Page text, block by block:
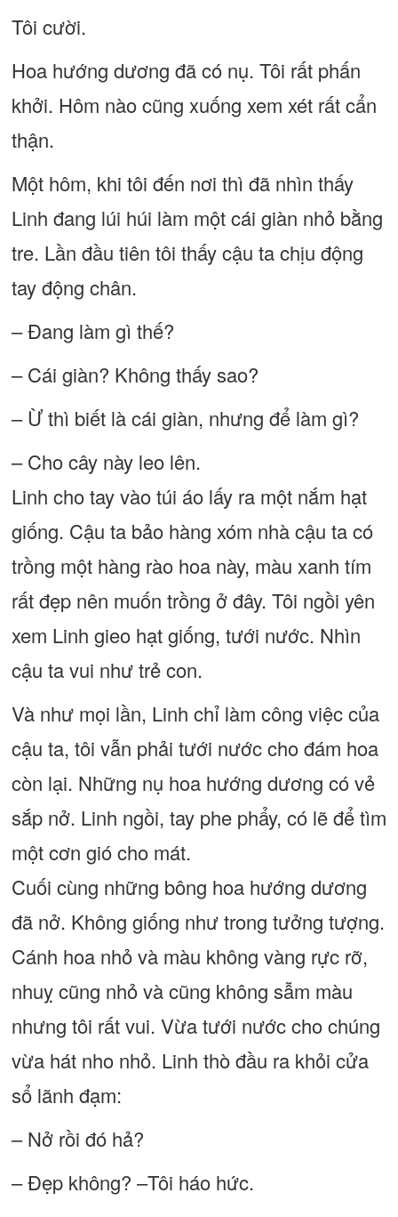
Tôi cười.
Hoa hướng dương đã có nụ. Tôi rất phấn
khởi. Hôm nào cũng xuống xem xét rất cẩn
thận.
Một hôm, khi tôi đến nơi thì đã nhìn thấy
Linh đang lúi húi làm một cái giàn nhỏ bằng
tre. Lần đầu tiên tôi thấy cậu ta chịu động
tay động chân.
– Đang làm gì thế?
– Cái giàn? Không thấy sao?
– Ừ thì biết là cái giàn, nhưng để làm gì?
– Cho cây này leo lên.
Linh cho tay vào túi áo lấy ra một nắm hạt
giống. Cậu ta bảo hàng xóm nhà cậu ta có
trồng một hàng rào hoa này, màu xanh tím
rất đẹp nên muốn trồng ở đây. Tôi ngồi yên
xem Linh gieo hạt giống, tưới nước. Nhìn
cậu ta vui như trẻ con.
Và như mọi lần, Linh chỉ làm công việc của
cậu ta, tôi vẫn phải tưới nước cho đám hoa
còn lại. Những nụ hoa hướng dương có vẻ
sắp nở. Linh ngồi, tay phe phẩy, có lẽ để tìm
một cơn gió cho mát.
Cuối cùng những bông hoa hướng dương
đã nở. Không giống như trong tưởng tượng.
Cánh hoa nhỏ và màu không vàng rực rỡ,
nhuỵ cũng nhỏ và cũng không sẫm màu
nhưng tôi rất vui. Vừa tưới nước cho chúng
vừa hát nho nhỏ. Linh thò đầu ra khỏi cửa
sổ lãnh đạm:
– Nở rồi đó hả?
– Đẹp không? –Tôi háo hức.